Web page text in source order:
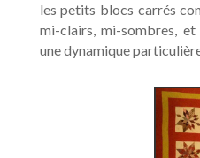
les petits blocs carrés
mi-clairs, mi-sombres, et
une dynamique